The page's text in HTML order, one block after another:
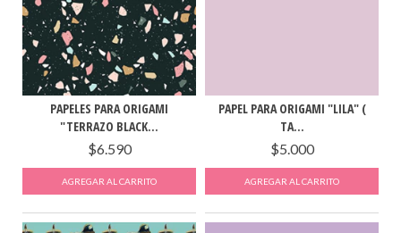
PAPELES PARA ORIGAMI
"TERRAZO BLACK...
$6.590
PAPEL PARA ORIGAMI "LILA" (
TA...
$5.000